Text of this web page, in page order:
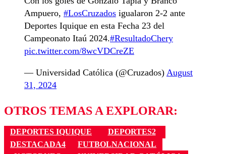
Ampuero, #LosCruzados igualaron 2-2 ante
Deportes Iquique en esta Fecha 23 del
Campeonato Itaú 2024.#ResultadoChery
pic.twitter.com/8wcVDCreZE
— Universidad Católica (@Cruzados) August
31, 2024
OTROS TEMAS A EXPLORAR:
DEPORTES IQUIQUE
DEPORTES2
DESTACADA4
FUTBOLNACIONAL